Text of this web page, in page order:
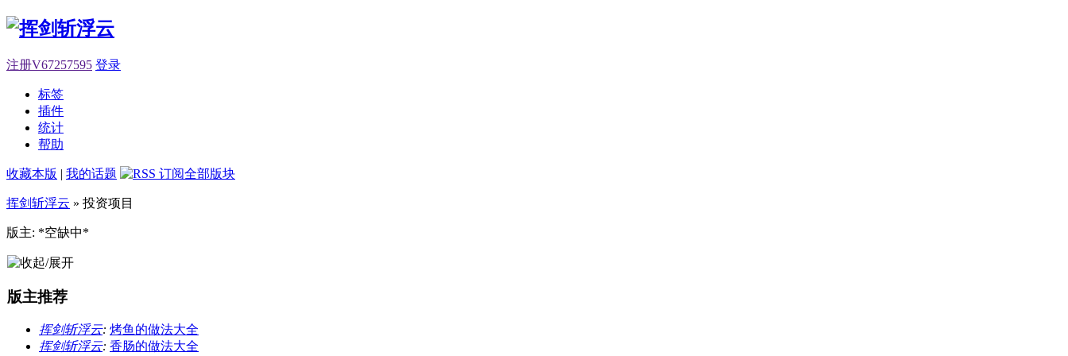
注册V67257595 登录
标签
插件
统计
帮助
收藏本版 | 我的话题
挥剑斩浮云 » 投资项目
版主: *空缺中*
版主推荐
挥剑斩浮云: 烤鱼的做法大全
挥剑斩浮云: 香肠的做法大全